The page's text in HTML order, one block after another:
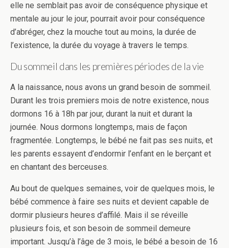
elle ne semblait pas avoir de conséquence physique et
mentale au jour le jour, pourrait avoir pour conséquence
d’abréger, chez la mouche tout au moins, la durée de
l’existence, la durée du voyage à travers le temps.
Du sommeil dans les premières périodes de la vie
A la naissance, nous avons un grand besoin de sommeil.
Durant les trois premiers mois de notre existence, nous
dormons 16 à 18h par jour, durant la nuit et durant la
journée. Nous dormons longtemps, mais de façon
fragmentée. Longtemps, le bébé ne fait pas ses nuits, et
les parents essayent d’endormir l’enfant en le berçant et
en chantant des berceuses.
Au bout de quelques semaines, voir de quelques mois, le
bébé commence à faire ses nuits et devient capable de
dormir plusieurs heures d’affilé. Mais il se réveille
plusieurs fois, et son besoin de sommeil demeure
important. Jusqu’à l’âge de 3 mois, le bébé a besoin de 16